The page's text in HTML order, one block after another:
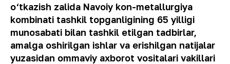
o‘tkazish zalida Navoiy kon-metallurgiya
kombinati tashkil topganligining 65 yilligi
munosabati bilan tashkil etilgan tadbirlar,
amalga oshirilgan ishlar va erishilgan natijalar
yuzasidan ommaviy axborot vositalari vakillari